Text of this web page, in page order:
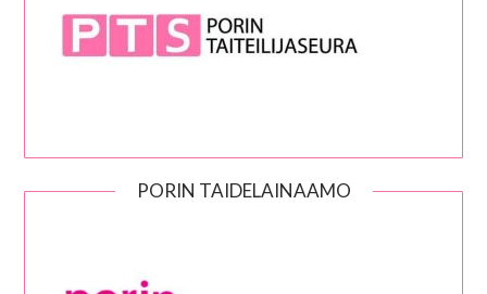
PORIN TAIDELAINAAMO